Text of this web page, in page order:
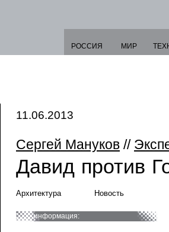
РОССИЯ МИР
11.06.2013
Сергей Мануков //
Давид против
Архитектура Новость
информация: